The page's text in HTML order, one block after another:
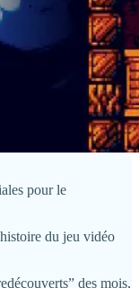
pour le
du jeu vidéo
des mois,